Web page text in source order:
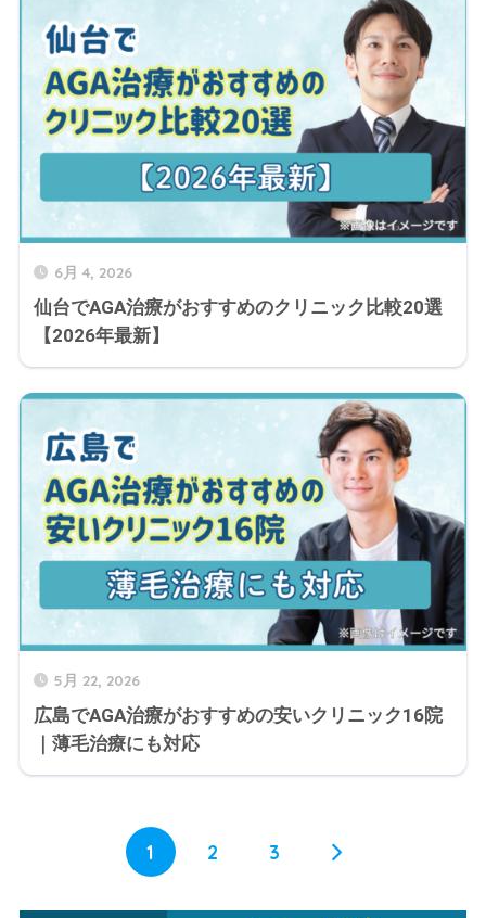
6月 4, 2026
仙台でAGA治療がおすすめのクリニック比較20選
【2026年最新】
5月 22, 2026
広島でAGA治療がおすすめの安いクリニック16院
｜薄毛治療にも対応
1 2 3